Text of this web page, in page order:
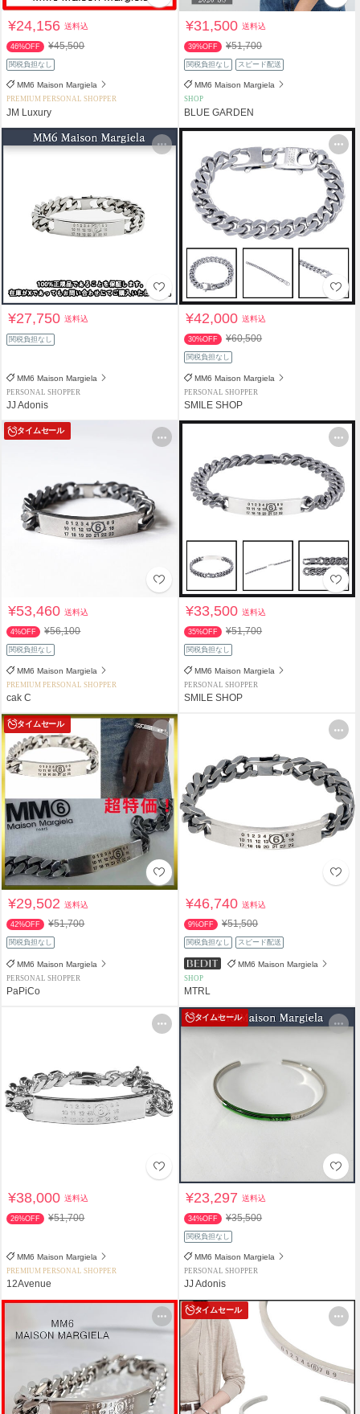
¥24,156送料込
46%OFF ¥45,500
関税負担なし
MM6 Maison Margiela
PREMIUM PERSONAL SHOPPER
JM Luxury
¥31,500送料込
39%OFF ¥51,700
関税負担なし スピード配送
MM6 Maison Margiela
SHOP
BLUE GARDEN
¥27,750送料込
関税負担なし
MM6 Maison Margiela
PERSONAL SHOPPER
JJ Adonis
¥42,000送料込
30%OFF ¥60,500
関税負担なし
MM6 Maison Margiela
PERSONAL SHOPPER
SMILE SHOP
タイムセール
¥53,460送料込
4%OFF ¥56,100
関税負担なし
MM6 Maison Margiela
PREMIUM PERSONAL SHOPPER
cak C
¥33,500送料込
35%OFF ¥51,700
関税負担なし
MM6 Maison Margiela
PERSONAL SHOPPER
SMILE SHOP
タイムセール
¥29,502送料込
42%OFF ¥51,700
関税負担なし
MM6 Maison Margiela
PERSONAL SHOPPER
PaPiCo
¥46,740送料込
9%OFF ¥51,500
関税負担なし スピード配送
MM6 Maison Margiela
SHOP
MTRL
¥38,000送料込
26%OFF ¥51,700
MM6 Maison Margiela
PREMIUM PERSONAL SHOPPER
12Avenue
タイムセール
¥23,297送料込
34%OFF ¥35,500
関税負担なし
MM6 Maison Margiela
PERSONAL SHOPPER
JJ Adonis
タイムセール